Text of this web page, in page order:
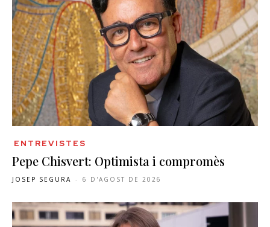
ENTREVISTES
Pepe Chisvert: Optimista i compromès
JOSEP SEGURA - 6 D'AGOST DE 2026